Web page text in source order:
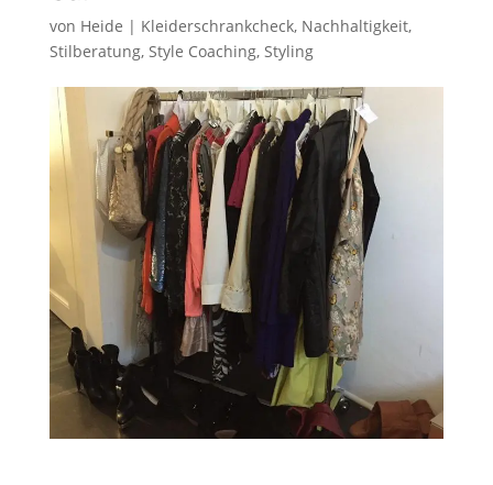
von Heide | Kleiderschrankcheck, Nachhaltigkeit,
Stilberatung, Style Coaching, Styling